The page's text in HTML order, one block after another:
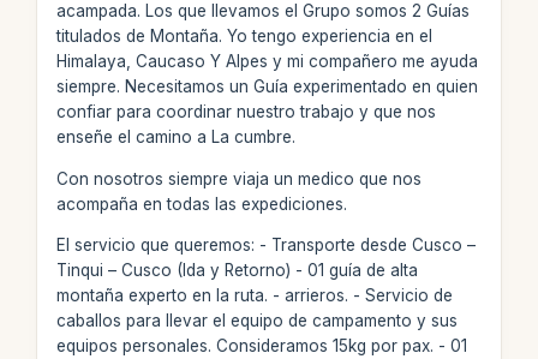
acampada. Los que llevamos el Grupo somos 2 Guías
titulados de Montaña. Yo tengo experiencia en el
Himalaya, Caucaso Y Alpes y mi compañero me ayuda
siempre. Necesitamos un Guía experimentado en quien
confiar para coordinar nuestro trabajo y que nos
enseñe el camino a La cumbre.
Con nosotros siempre viaja un medico que nos
acompaña en todas las expediciones.
El servicio que queremos: - Transporte desde Cusco –
Tinqui – Cusco (Ida y Retorno) - 01 guía de alta
montaña experto en la ruta. - arrieros. - Servicio de
caballos para llevar el equipo de campamento y sus
equipos personales. Consideramos 15kg por pax. - 01